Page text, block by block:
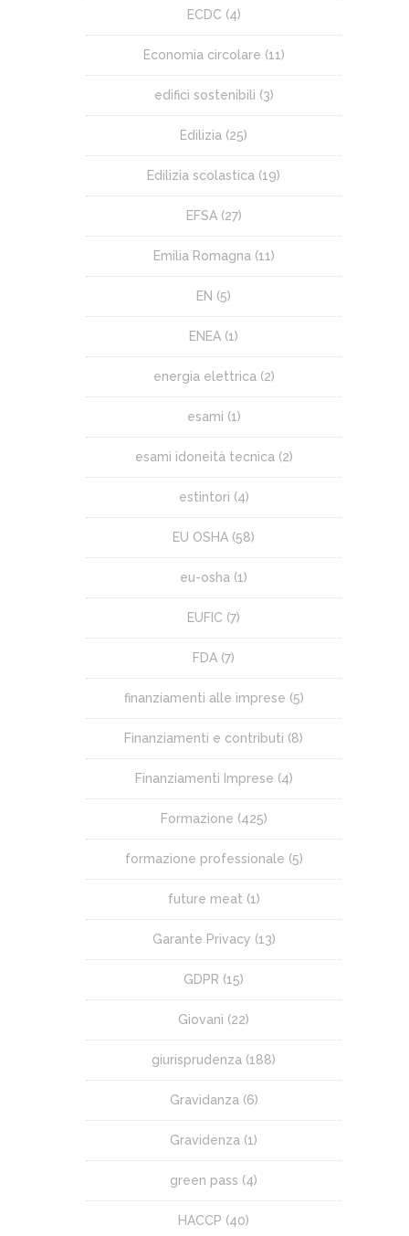
ECDC (4)
Economia circolare (11)
edifici sostenibili (3)
Edilizia (25)
Edilizia scolastica (19)
EFSA(27)
Emilia Romagna (11)
EN (5)
ENEA (1)
energia elettrica (2)
esami (1)
esami idoneità tecnica (2)
estintori (4)
EU OSHA (58)
eu-osha (1)
EUFIC (7)
FDA (7)
finanziamenti alle imprese (5)
Finanziamenti e contributi (8)
Finanziamenti Imprese (4)
Formazione (425)
formazione professionale (5)
future meat (1)
Garante Privacy (13)
GDPR (15)
Giovani (22)
giurisprudenza (188)
Gravidanza (6)
Gravidenza (1)
green pass (4)
HACCP (40)